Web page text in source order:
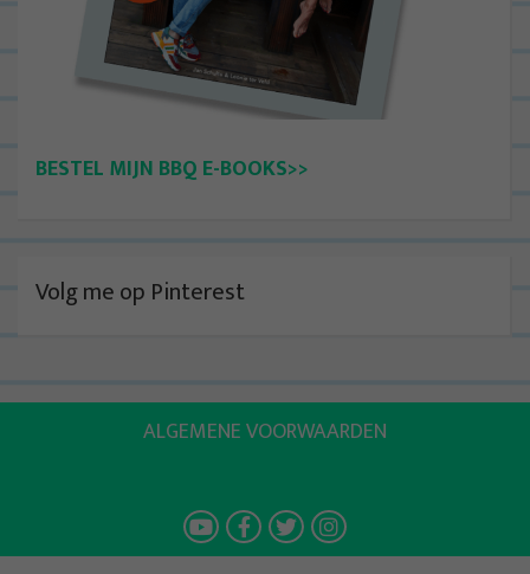
BESTEL MIJN BBQ E-BOOKS>>
Volg me op Pinterest
ALGEMENE VOORWAARDEN